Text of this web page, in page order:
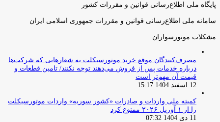
پایگاه ملی اطلاع‌رسانی قوانین و مقررات کشور
سامانه ملی اطلاع‌رسانی قوانین و مقررات جمهوری اسلامی ایران
مشکلات موتورسواران
مصرف‌کنندگان موقع خرید موتورسیکلت به شعارهایی که شرکت‌ها
درباره خدمات پس از فروش می‌دهند توجه نکنند/ تامین قطعات و
قیمت آن مهم‌تر است
12 اسفند 1404 15:17
کمیته ملی واردات و صادرات «کشور سوریه» واردات موتورسیکلت
را از ۱ آوریل ۲۰۲۶ ممنوع کرد
11 دی 1404 07:32